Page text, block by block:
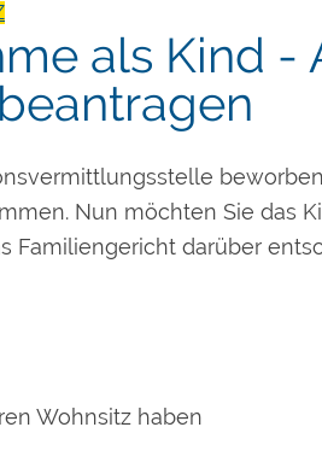
als Kind -
Nun möchten Sie das
Familiengericht darüber
Wohnsitz haben